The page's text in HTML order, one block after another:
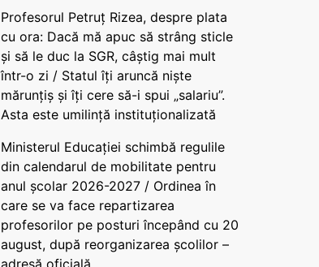
Profesorul Petruț Rizea, despre plata
cu ora: Dacă mă apuc să strâng sticle
și să le duc la SGR, câștig mai mult
într-o zi / Statul îți aruncă niște
mărunțiș și îți cere să-i spui „salariu”.
Asta este umilință instituționalizată
Ministerul Educației schimbă regulile
din calendarul de mobilitate pentru
anul școlar 2026-2027 / Ordinea în
care se va face repartizarea
profesorilor pe posturi începând cu 20
august, după reorganizarea școlilor –
adresă oficială